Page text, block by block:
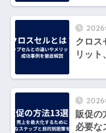
2026
クロス
リット
2026
販促の
必要な